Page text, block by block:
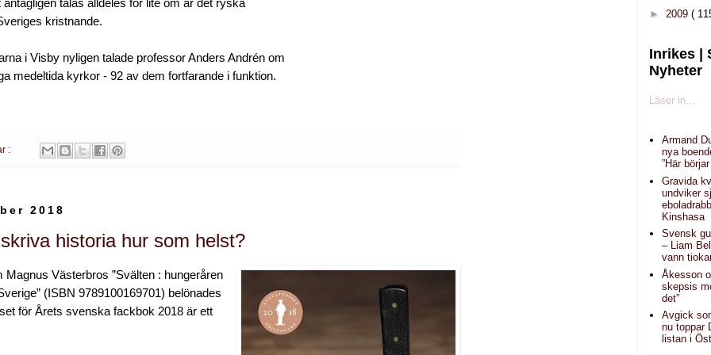
talas alldeles för lite om är det ryska
kristnande.
i Visby nyligen talade professor Anders Andrén om
medeltida kyrkor - 92 av dem fortfarande i funktion.
:
2018
historia hur som helst?
Magnus Västerbros ”Svälten : hungeråren
(ISBN 9789100169701) belönades
för Årets svenska fackbok 2018 är ett
► 2009 (
Inrikes |
Nyheter
Läser in...
Armand
nya
”Här
Gravida
undviker
Kinshasa
Svensk
– Liam
vann
Åkesson
skepsis
det”
Avgick
nu toppar
listan i